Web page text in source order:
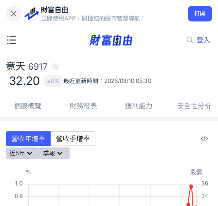
財富自由
立即使用APP，開啟您的股市智慧導航！
打開
登入
32.20
0%
竟天 6917
32.20 0% 最近更新時間： 2026/08/10 05:30
個股概覽 財務報表 獲利能力 安全性分析
營收年增率 營收季增率
近5年 季報